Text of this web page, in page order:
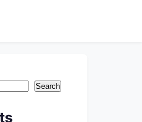
Search